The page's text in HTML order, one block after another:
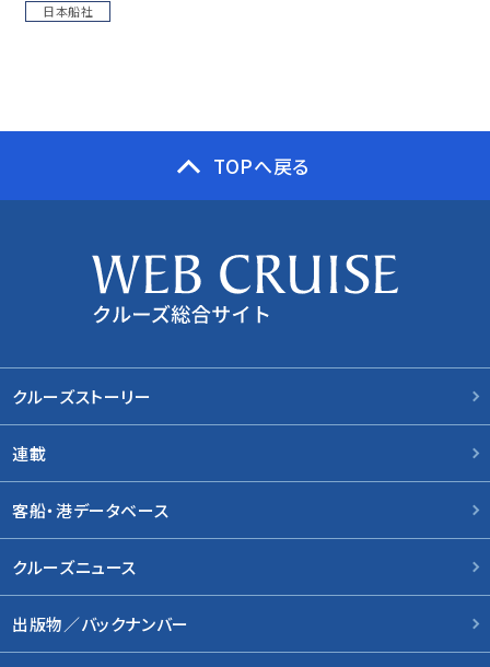
日本船社
TOPへ戻る
クルーズストーリー
連載
客船・港データベース
クルーズニュース
出版物／バックナンバー